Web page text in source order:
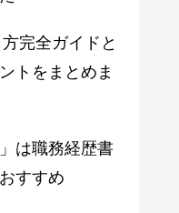
完全ガイドと
トをまとめま
は職務経歴書
すすめ